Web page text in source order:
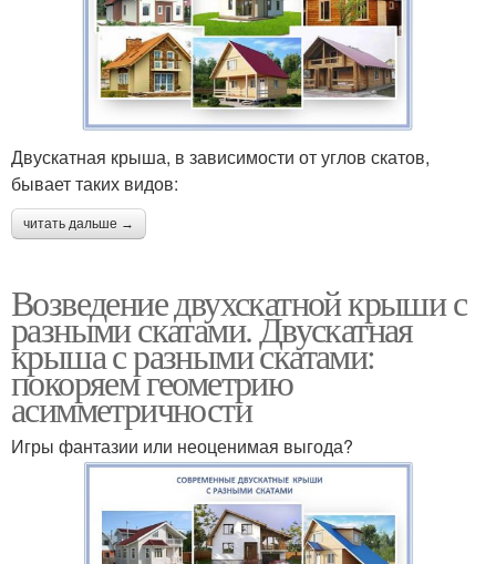
Двускатная крыша, в зависимости от углов скатов,
бывает таких видов:
читать дальше →
Возведение двухскатной крыши с
разными скатами. Двускатная
крыша с разными скатами:
покоряем геометрию
асимметричности
Игры фантазии или неоценимая выгода?